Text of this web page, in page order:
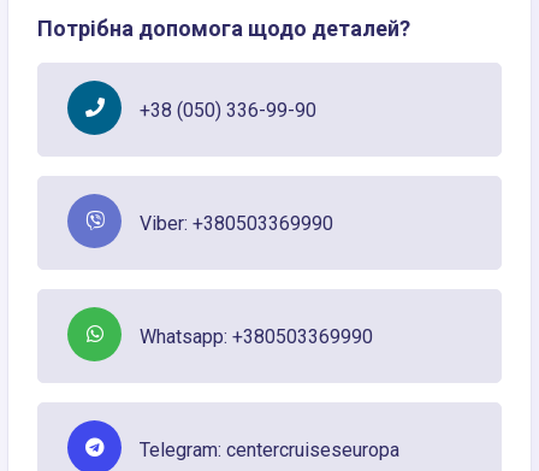
Потрібна допомога щодо деталей?
+38 (050) 336-99-90
Viber: +380503369990
Whatsapp: +380503369990
Telegram: centercruiseseuropa